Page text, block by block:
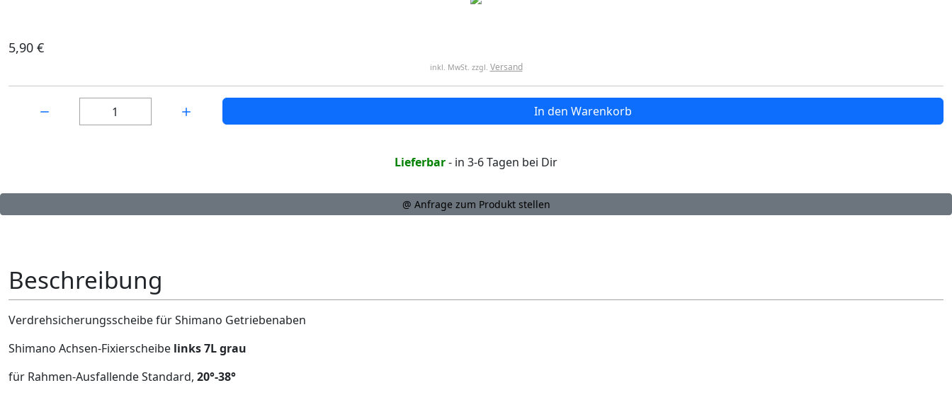
5,90 €
inkl. MwSt. zzgl. Versand
In den Warenkorb
Lieferbar- in 3-6 Tagen bei Dir
@ Anfrage zum Produkt stellen
Beschreibung
Verdrehsicherungsscheibe für Shimano Getriebenaben
Shimano Achsen-Fixierscheibe links 7L grau
für Rahmen-Ausfallende Standard, 20°-38°